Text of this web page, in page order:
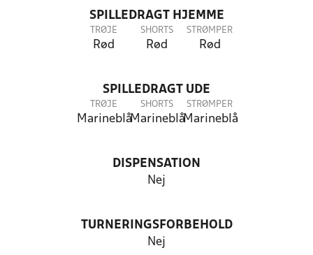
SPILLEDRAGT HJEMME
TRØJE
Rød
SHORTS
Rød
STRØMPER
Rød
SPILLEDRAGT UDE
TRØJE
Marineblå
SHORTS
Marineblå
STRØMPER
Marineblå
DISPENSATION
Nej
TURNERINGSFORBEHOLD
Nej